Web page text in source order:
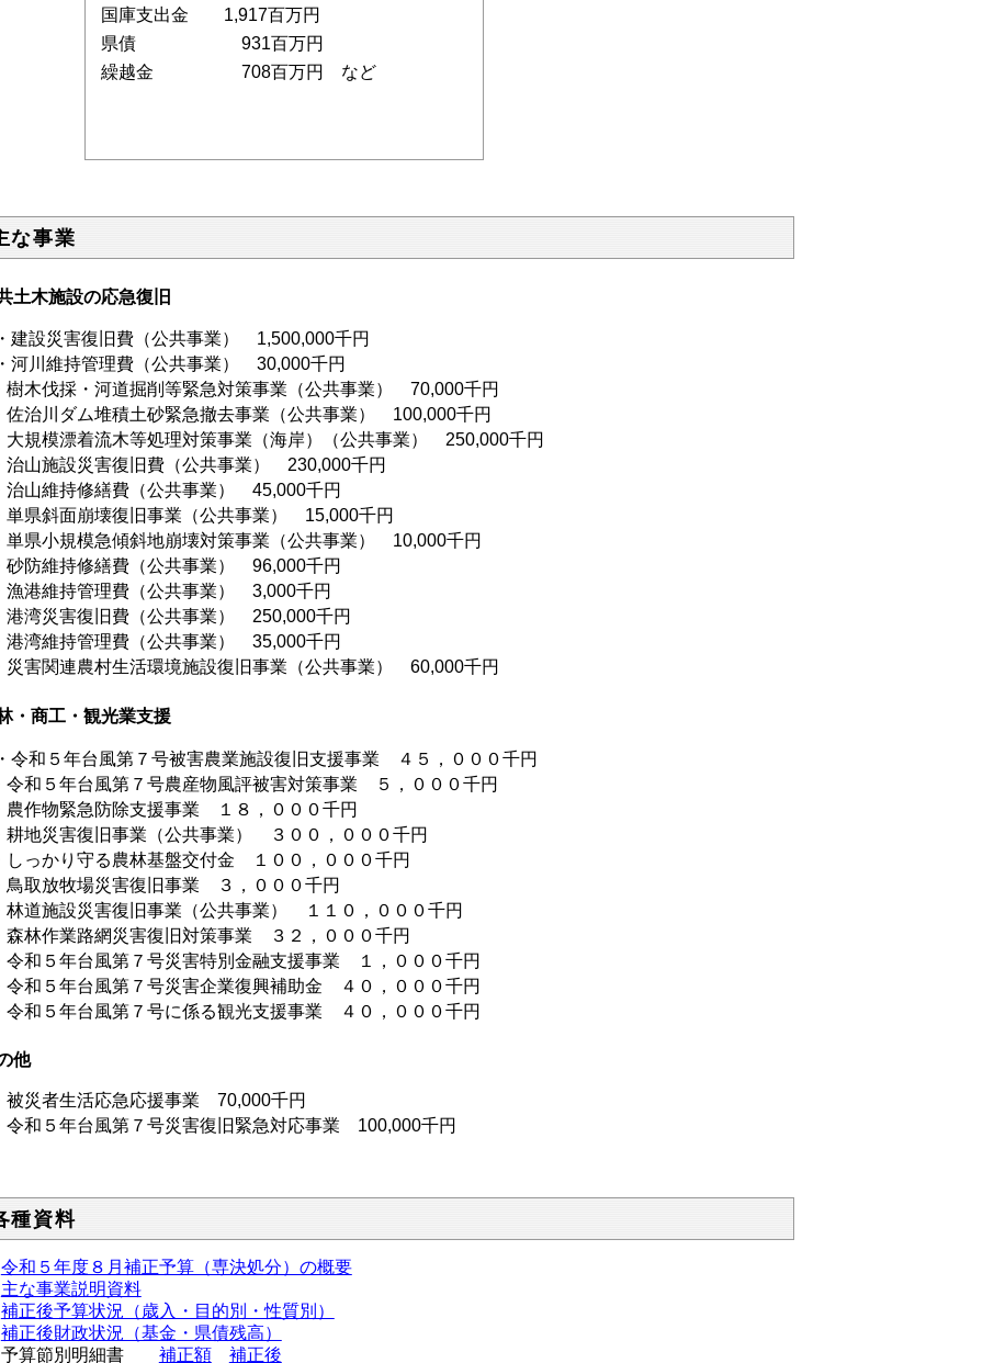
国庫支出金 1,917百万円
県債 931百万円
繰越金 708百万円 など
な事業
土木施設の応急復旧
設災害復旧費（公共事業） 1,500,000千円
川維持管理費（公共事業） 30,000千円
木伐採・河道掘削等緊急対策事業（公共事業） 70,000千円
治川ダム堆積土砂緊急撤去事業（公共事業） 100,000千円
規模漂着流木等処理対策事業（海岸）（公共事業） 250,000千円
山施設災害復旧費（公共事業） 230,000千円
山維持修繕費（公共事業） 45,000千円
県斜面崩壊復旧事業（公共事業） 15,000千円
県小規模急傾斜地崩壊対策事業（公共事業） 10,000千円
防維持修繕費（公共事業） 96,000千円
港維持管理費（公共事業） 3,000千円
湾災害復旧費（公共事業） 250,000千円
湾維持管理費（公共事業） 35,000千円
害関連農村生活環境施設復旧事業（公共事業） 60,000千円
・商工・観光業支援
和５年台風第７号被害農業施設復旧支援事業 ４５，０００千円
和５年台風第７号農産物風評被害対策事業 ５，０００千円
作物緊急防除支援事業 １８，０００千円
地災害復旧事業（公共事業） ３００，０００千円
っかり守る農林基盤交付金 １００，０００千円
取放牧場災害復旧事業 ３，０００千円
道施設災害復旧事業（公共事業） １１０，０００千円
林作業路網災害復旧対策事業 ３２，０００千円
和５年台風第７号災害特別金融支援事業 １，０００千円
和５年台風第７号災害企業復興補助金 ４０，０００千円
和５年台風第７号に係る観光支援事業 ４０，０００千円
他
災者生活応急応援事業 70,000千円
和５年台風第７号災害復旧緊急対応事業 100,000千円
種資料
令和５年度８月補正予算（専決処分）の概要
主な事業説明資料
補正後予算状況（歳入・目的別・性質別）
補正後財政状況（基金・県債残高）
予算節別明細書 補正額 補正後